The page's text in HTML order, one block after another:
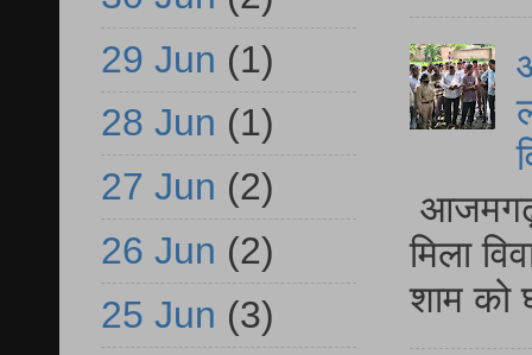
आजमगढ़
मिला
शाम को
29 Jun (1)
28 Jun (1)
27 Jun (2)
26 Jun (2)
25 Jun (3)